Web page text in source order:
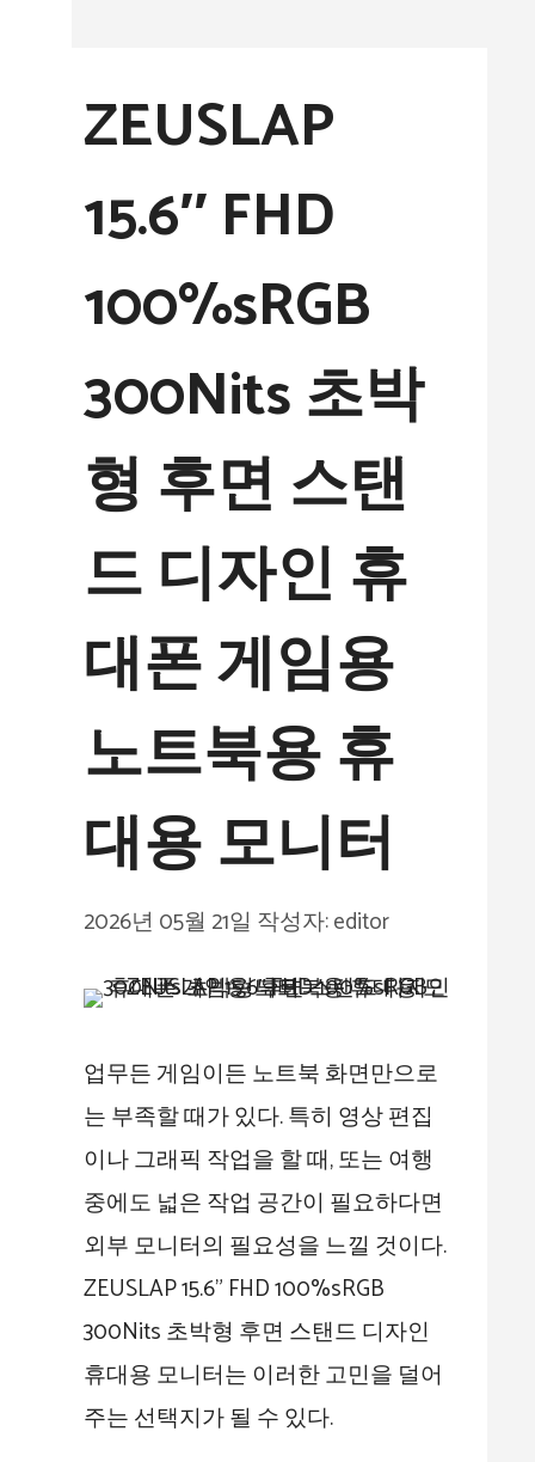
ZEUSLAP
15.6″ FHD
100%sRGB
300Nits 초박
형 후면 스탠
드 디자인 휴
대폰 게임용
노트북용 휴
대용 모니터
2026년 05월 21일 작성자:editor
업무든 게임이든 노트북 화면만으로
는 부족할 때가 있다. 특히 영상 편집
이나 그래픽 작업을 할 때, 또는 여행
중에도 넓은 작업 공간이 필요하다면
외부 모니터의 필요성을 느낄 것이다.
ZEUSLAP 15.6" FHD 100%sRGB
300Nits 초박형 후면 스탠드 디자인
휴대용 모니터는 이러한 고민을 덜어
주는 선택지가 될 수 있다.